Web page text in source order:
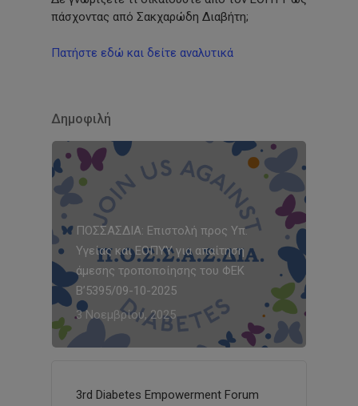
πάσχοντας από Σακχαρώδη Διαβήτη;
Πατήστε εδώ και δείτε αναλυτικά
Δημοφιλή
ΠΟΣΣΑΣΔΙΑ: Επιστολή προς Υπ.
Υγείας και ΕΟΠΥΥ για απαίτηση
άμεσης τροποποίησης του ΦΕΚ
Β’5395/09-10-2025
3 Νοεμβρίου, 2025
3rd Diabetes Empowerment Forum